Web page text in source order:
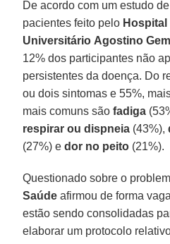
De acordo com um estudo
pacientes feito pelo
Universitário Agostino
12% dos participantes não
persistentes da doença. Do
ou dois sintomas e 55%,
mais comuns sãofadiga
respirar ou dispneia (43%),
(27%) edor no peito (21%).
Questionado sobre o
Saúde afirmou de forma
estão sendo consolidadas
elaborar um protocolo